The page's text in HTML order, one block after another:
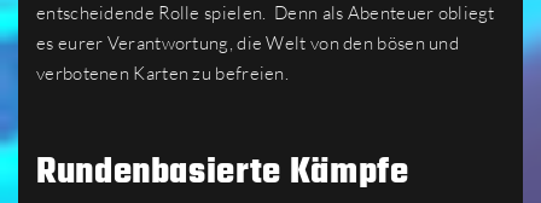
entscheidende Rolle spielen. Denn als Abenteuer obliegt
es eurer Verantwortung, die Welt von den bösen und
verbotenen Karten zu befreien.
Rundenbasierte Kämpfe